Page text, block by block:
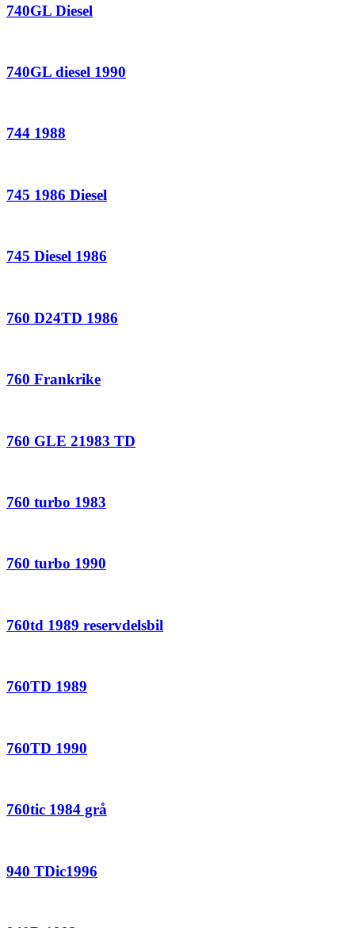
740GL Diesel
740GL diesel 1990
744 1988
745 1986 Diesel
745 Diesel 1986
760 D24TD 1986
760 Frankrike
760 GLE 21983 TD
760 turbo 1983
760 turbo 1990
760td 1989 reservdelsbil
760TD 1989
760TD 1990
760tic 1984 grå
940 TDic1996